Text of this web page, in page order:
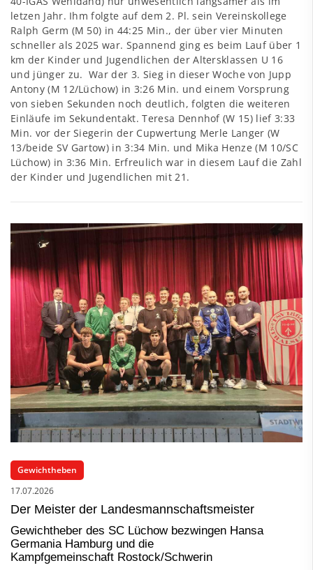
letzen Jahr. Ihm folgte auf dem 2. Pl. sein Vereinskollege
Ralph Germ (M 50) in 44:25 Min., der über vier Minuten
schneller als 2025 war. Spannend ging es beim Lauf über 1
km der Kinder und Jugendlichen der Altersklassen U 16
und jünger zu. War der 3. Sieg in dieser Woche von Jupp
Antony (M 12/Lüchow) in 3:26 Min. und einem Vorsprung
von sieben Sekunden noch deutlich, folgten die weiteren
Einläufe im Sekundentakt. Teresa Dennhof (W 15) lief 3:33
Min. vor der Siegerin der Cupwertung Merle Langer (W
13/beide SV Gartow) in 3:34 Min. und Mika Henze (M 10/SC
Lüchow) in 3:36 Min. Erfreulich war in diesem Lauf die Zahl
der Kinder und Jugendlichen mit 21.
Gewichtheben
17.07.2026
Der Meister der Landesmannschaftsmeister
Gewichtheber des SC Lüchow bezwingen Hansa
Germania Hamburg und die
Kampfgemeinschaft Rostock/Schwerin